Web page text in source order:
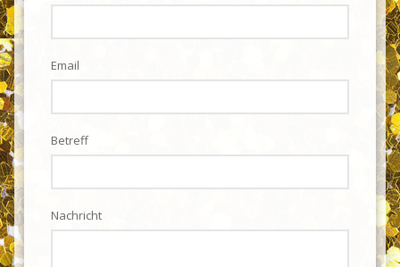
Email
Betreff
Nachricht